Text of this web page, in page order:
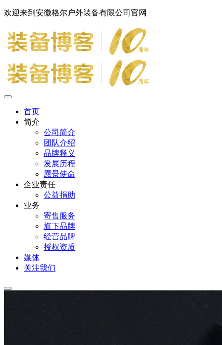
欢迎来到安徽格尔户外装备有限公司官网
首页
简介
公司简介
团队介绍
品牌释义
发展历程
愿景使命
企业责任
公益捐助
业务
寄售服务
旗下品牌
经营品牌
授权资质
媒体
关注我们